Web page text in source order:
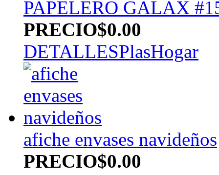
PAPELERO GALAX
PRECIO$0.00
DETALLESPlasHogar
afiche envases navideños
PRECIO$0.00